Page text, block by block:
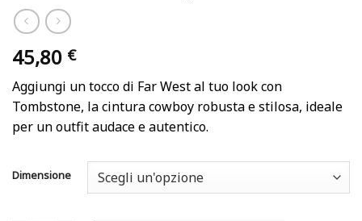
45,80 €
Aggiungi un tocco di Far West al tuo look con
Tombstone, la cintura cowboy robusta e stilosa, ideale
per un outfit audace e autentico.
Dimensione